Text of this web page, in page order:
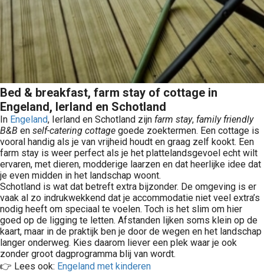
Bed & breakfast, farm stay of cottage in
Engeland, Ierland en Schotland
In Engeland, Ierland en Schotland zijn farm stay, family friendly
B&B en self-catering cottage goede zoektermen. Een cottage is
vooral handig als je van vrijheid houdt en graag zelf kookt. Een
farm stay is weer perfect als je het plattelandsgevoel echt wilt
ervaren, met dieren, modderige laarzen en dat heerlijke idee dat
je even midden in het landschap woont.
Schotland is wat dat betreft extra bijzonder. De omgeving is er
vaak al zo indrukwekkend dat je accommodatie niet veel extra’s
nodig heeft om speciaal te voelen. Toch is het slim om hier
goed op de ligging te letten. Afstanden lijken soms klein op de
kaart, maar in de praktijk ben je door de wegen en het landschap
langer onderweg. Kies daarom liever een plek waar je ook
zonder groot dagprogramma blij van wordt.
👉 Lees ook: Engeland met kinderen